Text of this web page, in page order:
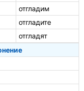
отгладим
отгладите
отгладят